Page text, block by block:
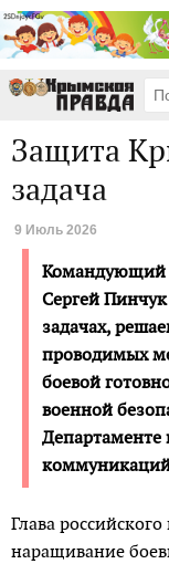
Защита
задача
9 Июль 2026
Командующий
Сергей
задачах,
проводимых
боевой
военной
Глава
наращивание